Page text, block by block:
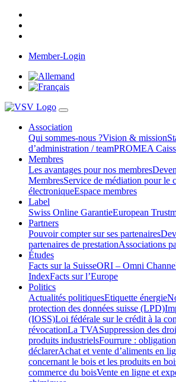
Member-Login
Association
Qui sommes-nous ?Vision & mission
d’administration / teamPROMEA
Membres
Les avantages pour nos membres
MembresService de médiation pour le
électroniqueEspace membres
Label
Swiss Online GarantieEuropean
Partners
Pouvoir compter sur ses partenaires
partenaires de prestationAssociations
Études
Facts sur la SuisseORI – Omni
IndexFacts sur l’Europe
Politics
Actualités politiquesEtiquette énergie
protection des données suisse (LPD)
(IOSS)Loi fédérale sur le crédit à la
révocationLa TVASuppression des
produits industrielsFourrure :
déclarerAchat et vente d’aliments en
concernant le bois et les produits en
commerce du boisVente en ligne et